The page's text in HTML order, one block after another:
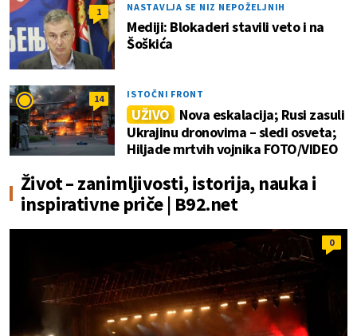
1 NASTAVLJA SE NIZ NEPOŽELJNIH
Mediji: Blokaderi stavili veto i na
Šoškića
14 ISTOČNI FRONT
UŽIVO Nova eskalacija; Rusi zasuli
Ukrajinu dronovima – sledi osveta;
Hiljade mrtvih vojnika FOTO/VIDEO
Život – zanimljivosti, istorija, nauka i
inspirativne priče | B92.net
0